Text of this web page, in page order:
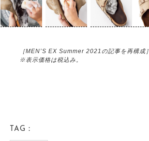
［MEN’S EX Summer 2021の記事を再構成］
※表示価格は税込み。
TAG：